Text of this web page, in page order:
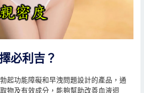
必利吉？
起功能障礙和早洩問題設計的產品，通
物及有效成分，能夠幫助改善血液迴